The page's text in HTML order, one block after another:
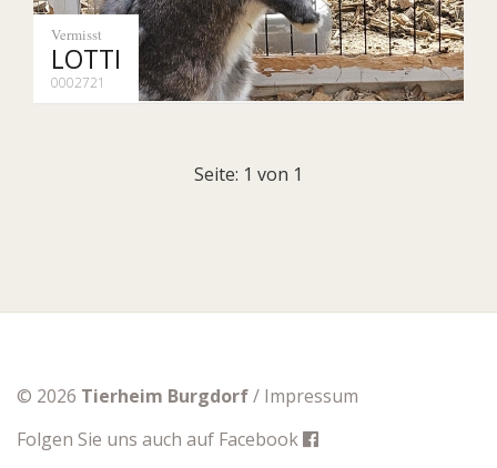
Vermisst
LOTTI
0002721
Seite: 1 von 1
© 2026 Tierheim Burgdorf/ Impressum
Folgen Sie uns auch auf Facebook